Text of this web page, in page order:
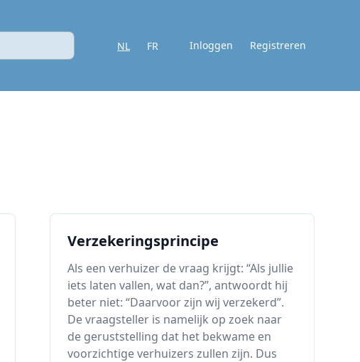
NL FR Inloggen Registreren
Verzekeringsprincipe
Als een verhuizer de vraag krijgt: “Als jullie
iets laten vallen, wat dan?”, antwoordt hij
beter niet: “Daarvoor zijn wij verzekerd”.
De vraagsteller is namelijk op zoek naar
de geruststelling dat het bekwame en
voorzichtige verhuizers zullen zijn. Dus